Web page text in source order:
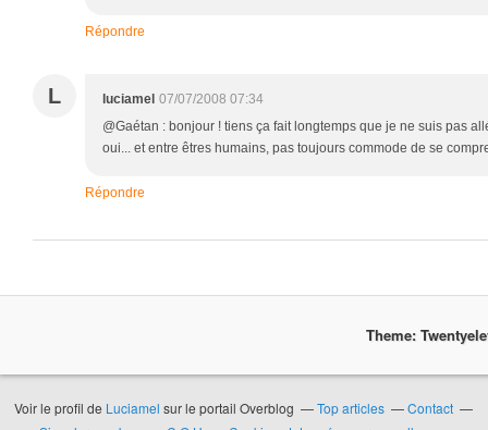
Répondre
L luciamel 07/07/2008 07:34
@Gaétan : bonjour ! tiens ça fait longtemps que je ne suis pas
oui... et entre êtres humains, pas toujours commode de se
Répondre
Theme:
Voir le profil de Luciamel sur le portail Overblog Top articles
Contact